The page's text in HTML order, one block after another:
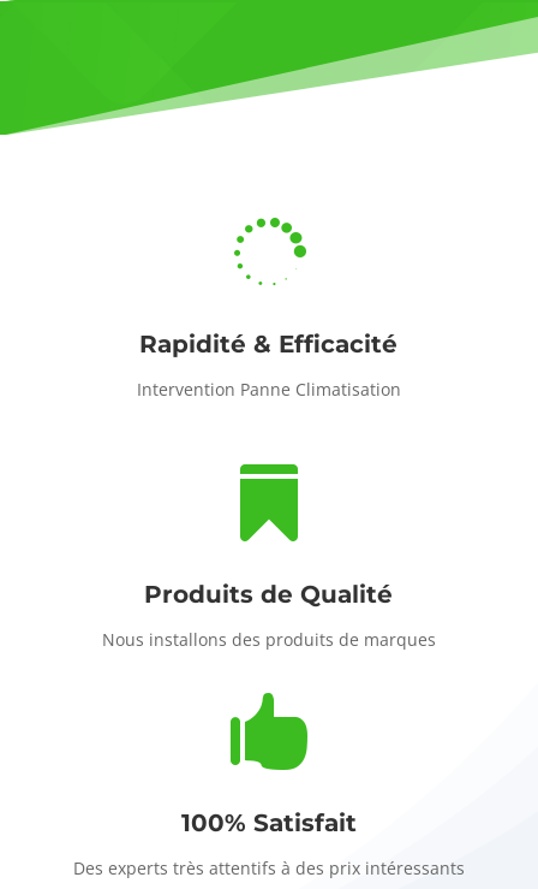

Rapidité & Efficacité
Intervention Panne Climatisation

Produits de Qualité
Nous installons des produits de marques

100% Satisfait
Des experts très attentifs à des prix intéressants